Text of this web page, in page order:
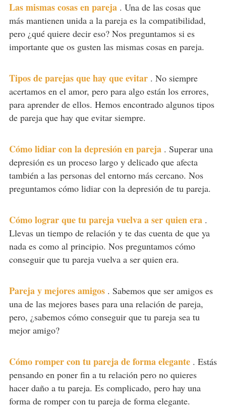
Las mismas cosas en pareja . Una de las cosas que
más mantienen unida a la pareja es la compatibilidad,
pero ¿qué quiere decir eso? Nos preguntamos si es
importante que os gusten las mismas cosas en pareja.
Tipos de parejas que hay que evitar . No siempre
acertamos en el amor, pero para algo están los errores,
para aprender de ellos. Hemos encontrado algunos tipos
de pareja que hay que evitar siempre.
Cómo lidiar con la depresión en pareja . Superar una
depresión es un proceso largo y delicado que afecta
también a las personas del entorno más cercano. Nos
preguntamos cómo lidiar con la depresión de tu pareja.
Cómo lograr que tu pareja vuelva a ser quien era .
Llevas un tiempo de relación y te das cuenta de que ya
nada es como al principio. Nos preguntamos cómo
conseguir que tu pareja vuelva a ser quien era.
Pareja y mejores amigos . Sabemos que ser amigos es
una de las mejores bases para una relación de pareja,
pero, ¿sabemos cómo conseguir que tu pareja sea tu
mejor amigo?
Cómo romper con tu pareja de forma elegante . Estás
pensando en poner fin a tu relación pero no quieres
hacer daño a tu pareja. Es complicado, pero hay una
forma de romper con tu pareja de forma elegante.